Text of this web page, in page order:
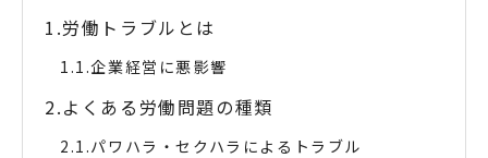
労働トラブルとは
企業経営に悪影響
よくある労働問題の種類
パワハラ・セクハラによるトラブル